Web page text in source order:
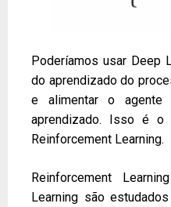
Poderíamos usar Deep
do aprendizado do
e alimentar o
aprendizado. Isso é o
Reinforcement Learning.
Reinforcement
Learning são